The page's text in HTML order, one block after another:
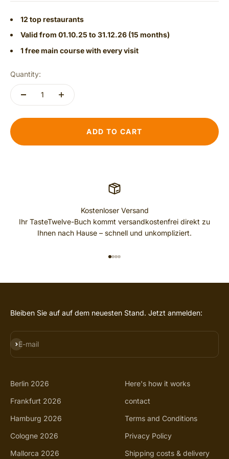
12 top restaurants
Valid from 01.10.25 to 31.12.26 (15 months)
1 free main course with every visit
Quantity:
ADD TO CART
Kostenloser Versand
Ihr TasteTwelve-Buch kommt versandkostenfrei direkt zu
Ihnen nach Hause – schnell und unkompliziert.
Bleiben Sie auf auf dem neuesten Stand. Jetzt anmelden:
E-mail
SUBSCRIBE
Berlin 2026
Frankfurt 2026
Hamburg 2026
Cologne 2026
Mallorca 2026
Here's how it works
contact
Terms and Conditions
Privacy Policy
Shipping costs & delivery